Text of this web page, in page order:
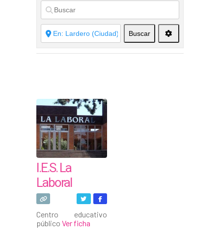
Buscar
I.E.S. La
Laboral
Centro educativo
público Ver ficha